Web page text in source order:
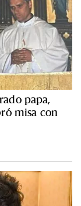
papa,
misa con